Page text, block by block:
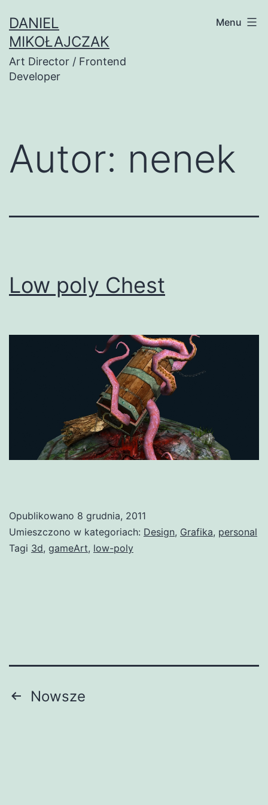
do
treści
DANIEL
MIKOŁAJCZAK
Art Director / Frontend
Developer
Menu
Autor: nenek
Low poly Chest
Opublikowano 8 grudnia, 2011
Umieszczono w kategoriach: Design, Grafika, personal
Tagi 3d, gameArt, low-poly
Nawigacja
Nowsze